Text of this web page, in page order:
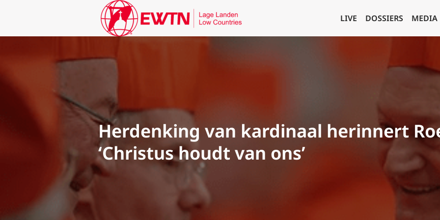
LIVE DOSSIERS MEDIA
Herdenking van kardinaal herinnert
‘Christus houdt van ons’